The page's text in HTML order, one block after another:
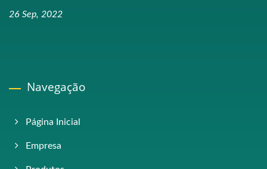
26 Sep, 2022
Navegação
Página Inicial
Empresa